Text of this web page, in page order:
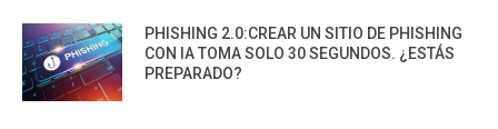
PHISHING 2.0:CREAR UN SITIO DE PHISHING
CON IA TOMA SOLO 30 SEGUNDOS. ¿ESTÁS
PREPARADO?